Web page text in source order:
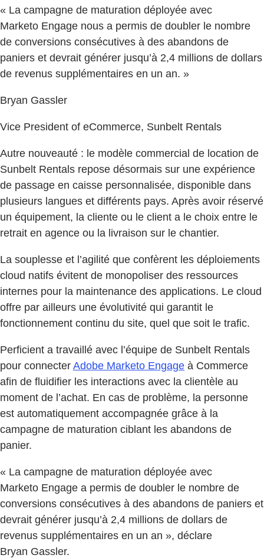
« La campagne de maturation déployée avec
Marketo Engage nous a permis de doubler le nombre
de conversions consécutives à des abandons de
paniers et devrait générer jusqu’à 2,4 millions de dollars
de revenus supplémentaires en un an. »
Bryan Gassler
Vice President of eCommerce, Sunbelt Rentals
Autre nouveauté : le modèle commercial de location de
Sunbelt Rentals repose désormais sur une expérience
de passage en caisse personnalisée, disponible dans
plusieurs langues et différents pays. Après avoir réservé
un équipement, la cliente ou le client a le choix entre le
retrait en agence ou la livraison sur le chantier.
La souplesse et l’agilité que confèrent les déploiements
cloud natifs évitent de monopoliser des ressources
internes pour la maintenance des applications. Le cloud
offre par ailleurs une évolutivité qui garantit le
fonctionnement continu du site, quel que soit le trafic.
Perficient a travaillé avec l’équipe de Sunbelt Rentals
pour connecter Adobe Marketo Engage à Commerce
afin de fluidifier les interactions avec la clientèle au
moment de l’achat. En cas de problème, la personne
est automatiquement accompagnée grâce à la
campagne de maturation ciblant les abandons de
panier.
« La campagne de maturation déployée avec
Marketo Engage a permis de doubler le nombre de
conversions consécutives à des abandons de paniers et
devrait générer jusqu’à 2,4 millions de dollars de
revenus supplémentaires en un an », déclare
Bryan Gassler.